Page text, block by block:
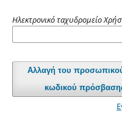
Ηλεκτρονικό ταχυδρομείο
Αλλαγή του
κωδικού